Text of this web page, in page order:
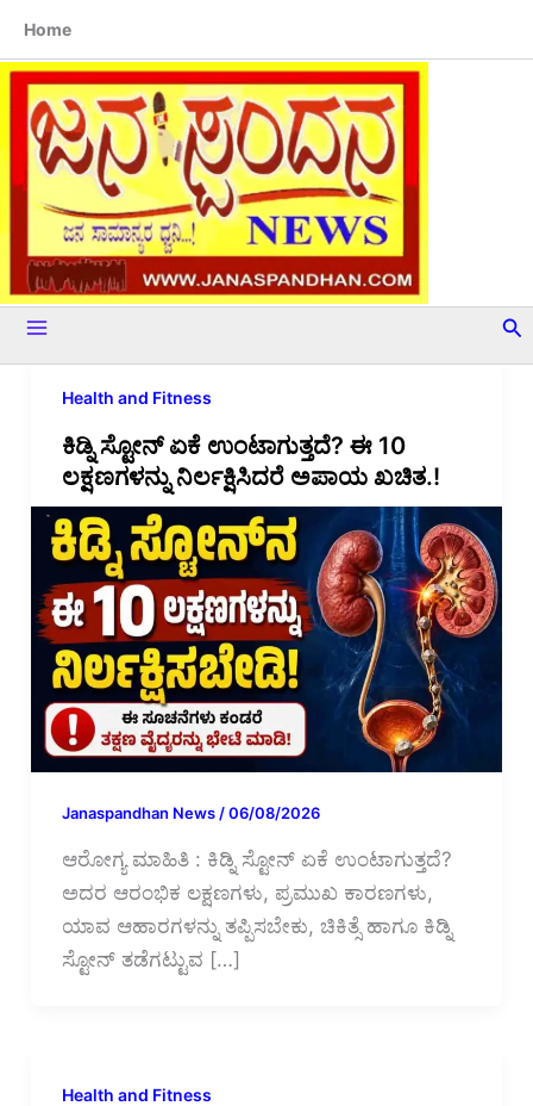
content
Home
Health and Fitness
ಕಿಡ್ನಿ ಸ್ಟೋನ್‌ ಏಕೆ ಉಂಟಾಗುತ್ತದೆ? ಈ 10
ಲಕ್ಷಣಗಳನ್ನು ನಿರ್ಲಕ್ಷಿಸಿದರೆ ಅಪಾಯ ಖಚಿತ.!
Janaspandhan News /06/08/2026
ಆರೋಗ್ಯ ಮಾಹಿತಿ : ಕಿಡ್ನಿ ಸ್ಟೋನ್‌ ಏಕೆ ಉಂಟಾಗುತ್ತದೆ?
ಅದರ ಆರಂಭಿಕ ಲಕ್ಷಣಗಳು, ಪ್ರಮುಖ ಕಾರಣಗಳು,
ಯಾವ ಆಹಾರಗಳನ್ನು ತಪ್ಪಿಸಬೇಕು, ಚಿಕಿತ್ಸೆ ಹಾಗೂ ಕಿಡ್ನಿ
ಸ್ಟೋನ್‌ ತಡೆಗಟ್ಟುವ […]
Health and Fitness